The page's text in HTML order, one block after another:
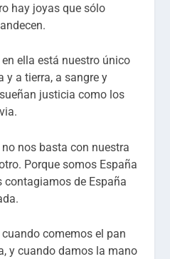
hay joyas que sólo
ella está nuestro único
y a tierra, a sangre y
justicia como los
nos basta con nuestra
Porque somos España
contagiamos de España
comemos el pan
y cuando damos la mano